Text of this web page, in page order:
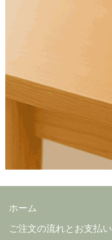
ホーム
ご注文の流れとお支払い